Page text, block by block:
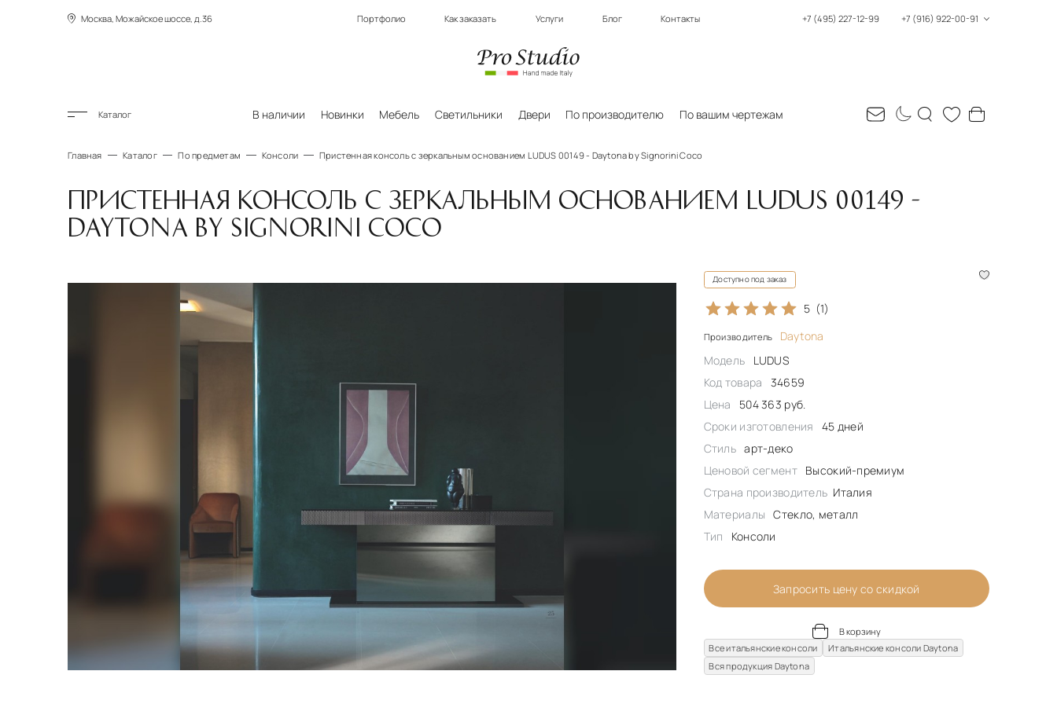
Москва, Можайское шоссе, д.36 Портфолио Как заказать Услуги Блог Контакты +7 (495) 227-12-99 +7 (916) 922-00-91
Каталог В наличии Новинки Мебель Светильники Двери По производителю По вашим чертежам
Главная Каталог По предметам Консоли Пристенная консоль с зеркальным основанием LUDUS 00149 - Daytona by Signorini Coco
ПРИСТЕННАЯ КОНСОЛЬ С ЗЕРКАЛЬНЫМ ОСНОВАНИЕМ LUDUS 00149 -
DAYTONA BY SIGNORINI COCO
Доступно под заказ
5 (1)
Производитель
Daytona
Модель
LUDUS
Код товара
34659
Цена
504 363 руб.
Сроки изготовления
45 дней
Стиль арт-деко
Ценовой сегмент Высокий-премиум
Страна производитель Италия
Материалы
Стекло, металл
Тип
Консоли
Запросить цену со скидкой
В корзину
Все итальянские консоли
Итальянские консоли Daytona
Вся продукция Daytona